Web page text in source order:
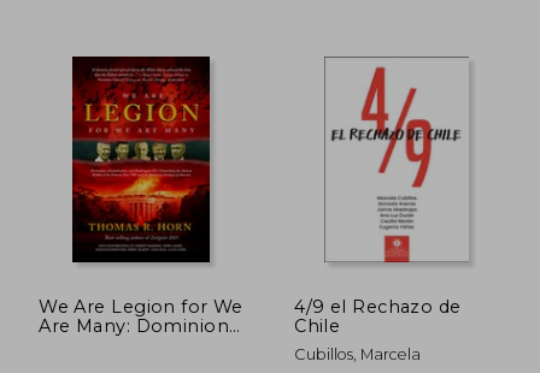
dcto. S/ 64,94 dcto.
We Are Legion for We
Are Many: Dominions,
4/9 el Rechazo de
Chile
Cubillos, Marcela